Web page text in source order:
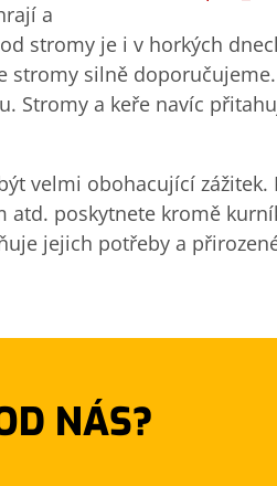
a
stromy je i v horkých
stromy silně
Stromy a keře navíc
velmi obohacující zážitek.
atd. poskytnete kromě
jejich potřeby a
NÁS?